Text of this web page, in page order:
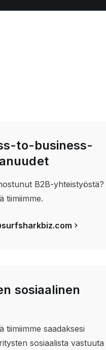
to-business-
B2B-yhteistyöstä?
tiimiimme.
sosiaalinen
tiimiimme saadaksesi
sosiaalista vastuuta